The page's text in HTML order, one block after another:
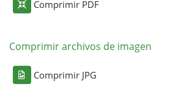
Comprimir PDF
Comprimir archivos de imagen
Comprimir JPG